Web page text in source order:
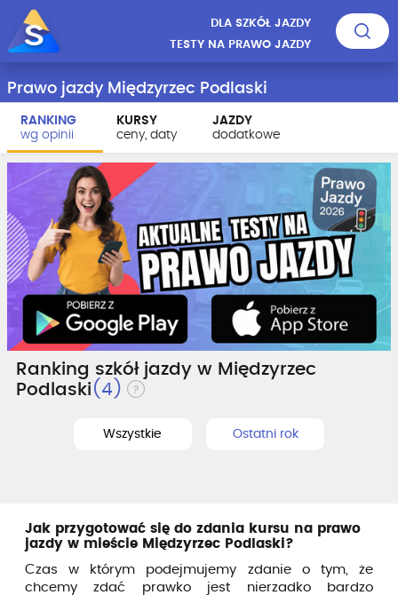
DLA SZKÓŁ JAZDY
TESTY NA PRAWO JAZDY
Prawo jazdy Międzyrzec Podlaski
RANKING
wg opinii
KURSY
ceny, daty
JAZDY
dodatkowe
Ranking szkół jazdy w Międzyrzec
Podlaski (4)
Wszystkie Ostatni rok
Jak przygotować się do zdania kursu na prawo
jazdy w mieście Międzyrzec Podlaski?
Czas w którym podejmujemy zdanie o tym, że
chcemy zdać prawko jest nierzadko bardzo